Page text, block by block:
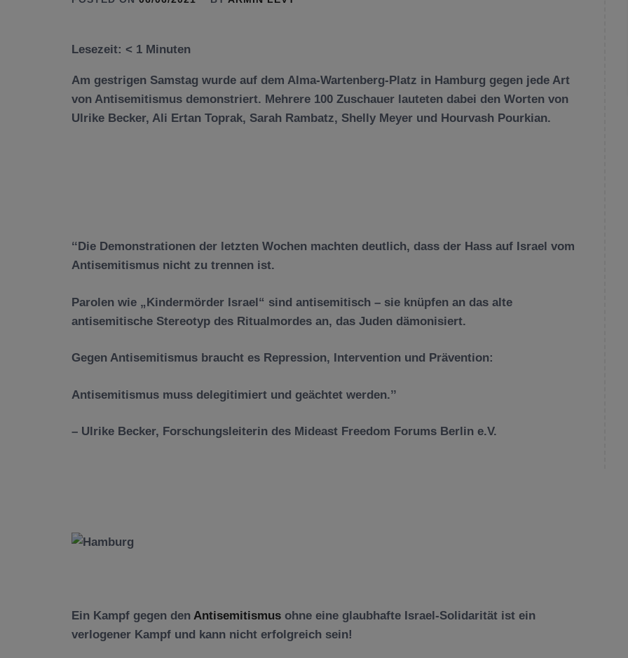
Lesezeit: < 1 Minuten
Am gestrigen Samstag wurde auf dem Alma-Wartenberg-Platz in Hamburg gegen jede Art
von Antisemitismus demonstriert. Mehrere 100 Zuschauer lauteten dabei den Worten von
Ulrike Becker, Ali Ertan Toprak, Sarah Rambatz, Shelly Meyer und Hourvash Pourkian.
‘‘Die Demonstrationen der letzten Wochen machten deutlich, dass der Hass auf Israel vom
Antisemitismus nicht zu trennen ist.
Parolen wie „Kindermörder Israel“ sind antisemitisch – sie knüpfen an das alte
antisemitische Stereotyp des Ritualmordes an, das Juden dämonisiert.
Gegen Antisemitismus braucht es Repression, Intervention und Prävention:
Antisemitismus muss delegitimiert und geächtet werden.’’
– Ulrike Becker, Forschungsleiterin des Mideast Freedom Forums Berlin e.V.
Ein Kampf gegen den Antisemitismus ohne eine glaubhafte Israel-Solidarität ist ein
verlogener Kampf und kann nicht erfolgreich sein!